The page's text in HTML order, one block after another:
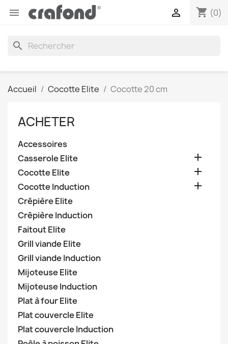
 shopping_cart (0)

search
Accueil Cocotte Elite Cocotte 20 cm
ACHETER
Accessoires
Casserole Elite

Cocotte Elite 
Cocotte Induction 
Crêpière Elite
Crêpière Induction
Faitout Elite
Grill viande Elite
Grill viande Induction
Mijoteuse Elite
Mijoteuse Induction
Plat à four Elite
Plat couvercle Elite
Plat couvercle Induction